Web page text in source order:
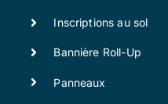
Inscriptions au sol
Bannière Roll-Up
Panneaux